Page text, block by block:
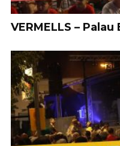
VERMELLS –